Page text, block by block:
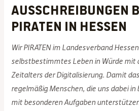
Ausschreibungen
PIRATEN in Hessen
Wir PIRATEN im Landesverband
selbstbestimmtes Leben in Würde mit
Zeitalters der Digitalisierung. Damit
regelmäßig Menschen, die uns dabei in
mit besonderen Aufgaben